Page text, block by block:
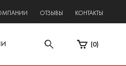
ОТЗЫВЫ КОНТАКТЫ
(0)